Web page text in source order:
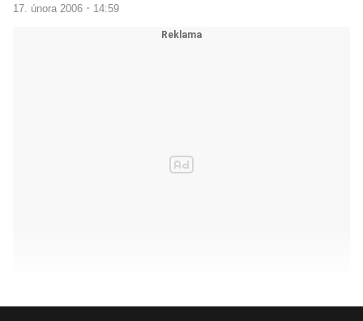
17. února 2006 · 14:59